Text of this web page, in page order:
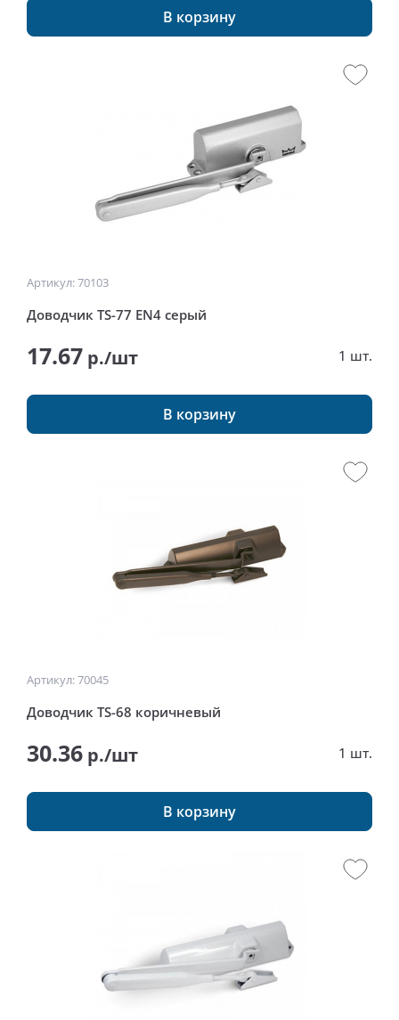
В корзину
Артикул: 70103
Доводчик TS-77 EN4 cерый
17.67 р./шт 1 шт.
В корзину
Артикул: 70045
Доводчик TS-68 коричневый
30.36 р./шт 1 шт.
В корзину